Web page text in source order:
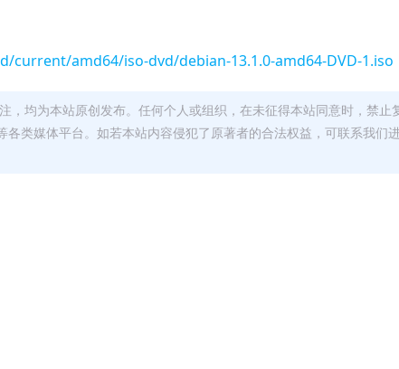
amd64/iso-dvd/debian-13.1.0-amd64-DVD-1.iso
，均为本站原创发布。任何个人或组织，在未征得本站同意时，禁止
各类媒体平台。如若本站内容侵犯了原著者的合法权益，可联系我们